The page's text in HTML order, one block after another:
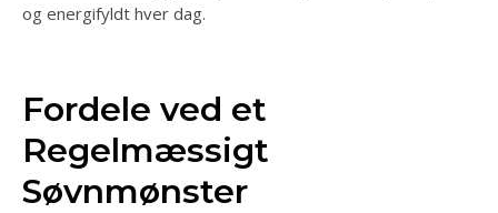
og energifyldt hver dag.
Fordele ved et
Regelmæssigt
Søvnmønster